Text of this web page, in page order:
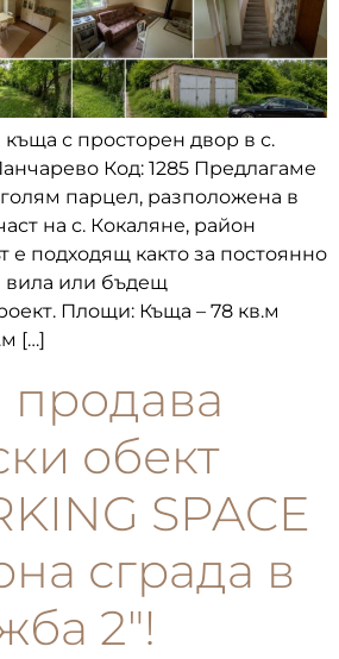
къща с просторен двор в с.
Код: 1285 Предлагаме
парцел, разположена в
на с. Кокаляне, район
е подходящ както за постоянно
вила или бъдещ
Площи: Къща – 78 кв.м
[…]
продава
обект
SPACE
сграда в
2″!